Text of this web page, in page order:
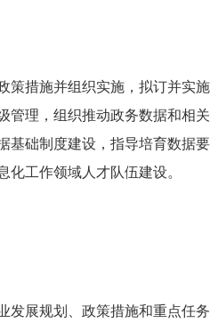
策措施并组织实施，拟订并实
管理，组织推动政务数据和相
基础制度建设，指导培育数据
工作领域人才队伍建设。
发展规划、政策措施和重点任